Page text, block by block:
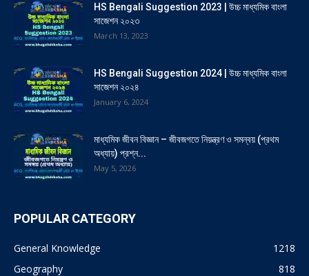
HS Bengali Suggestion 2023 | উচ্চ মাধ্যমিক বাংলা
সাজেশন ২০২৩
March 13, 2023
HS Bengali Suggestion 2024 | উচ্চ মাধ্যমিক বাংলা
সাজেশন ২০২৪
January 6, 2024
মাধ্যমিক জীবন বিজ্ঞান – জীবজগতে নিয়ন্ত্রণ ও সমন্বয় (প্রথম
অধ্যায়) প্রশ্ন...
May 5, 2026
POPULAR CATEGORY
General Knowledge
1218
Geography
818